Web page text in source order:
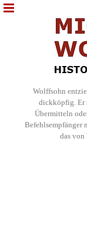
Wolffsohn
dickköpfig. Er
Übermitteln
Befehlsempfänger
das